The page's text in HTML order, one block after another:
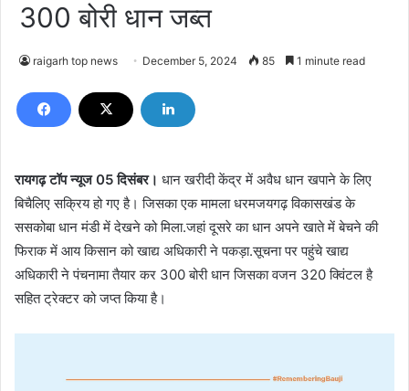
300 बोरी धान जब्त
raigarh top news December 5, 2024 85 1 minute read
रायगढ़ टॉप न्यूज 05 दिसंबर। धान खरीदी केंद्र में अवैध धान खपाने के लिए
बिचैलिए सक्रिय हो गए है। जिसका एक मामला धरमजयगढ़ विकासखंड के
ससकोबा धान मंडी में देखने को मिला.जहां दूसरे का धान अपने खाते में बेचने की
फिराक में आय किसान को खाद्य अधिकारी ने पकड़ा.सूचना पर पहुंचे खाद्य
अधिकारी ने पंचनामा तैयार कर 300 बोरी धान जिसका वजन 320 क्विंटल है
सहित ट्रेक्टर को जप्त किया है।